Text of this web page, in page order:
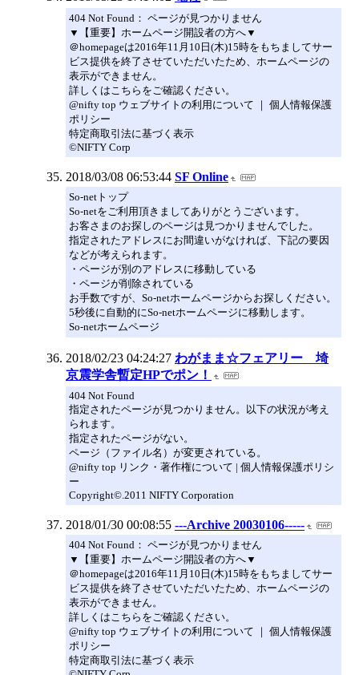
404 Not Found： ページが見つかりません
▼【重要】ホームページ開設者の方へ▼
＠homepageは2016年11月10日(木)15時をもちましてサー
ビス提供を終了させていただいたため、ホームページの
表示ができません。
詳しくはこちらをご確認ください。
@nifty top ウェブサイトの利用について ｜ 個人情報保護
ポリシー
特定商取引法に基づく表示
©NIFTY Corp
2018/03/08 06:53:44 SF Online
So-netトップ
So-netをご利用頂きましてありがとうございます。
お客さまのお探しのページは見つかりませんでした。
指定されたアドレスにお間違いがなければ、下記の要因
などが考えられます。
・ページが別のアドレスに移動している
・ページが削除されている
お手数ですが、So-netホームページからお探しください。
5秒後に自動的にSo-netホームページに移動します。
So-netホームページ
2018/02/23 04:24:27 わがまま☆フェアリー 埼
京震学舎暫定HPでポン！
404 Not Found
指定されたページが見つかりません。以下の状況が考え
られます。
指定されたページがない。
ページ（ファイル名）が変更されている。
@nifty top リンク・著作権について | 個人情報保護ポリシ
ー
Copyright©.2011 NIFTY Corporation
2018/01/30 00:08:55 ---Archive 20030106-----
404 Not Found： ページが見つかりません
▼【重要】ホームページ開設者の方へ▼
＠homepageは2016年11月10日(木)15時をもちましてサー
ビス提供を終了させていただいたため、ホームページの
表示ができません。
詳しくはこちらをご確認ください。
@nifty top ウェブサイトの利用について ｜ 個人情報保護
ポリシー
特定商取引法に基づく表示